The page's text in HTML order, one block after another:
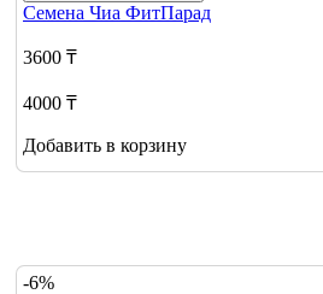
Семена Чиа ФитПарад
3600 ₸
4000 ₸
Добавить в корзину
-6%